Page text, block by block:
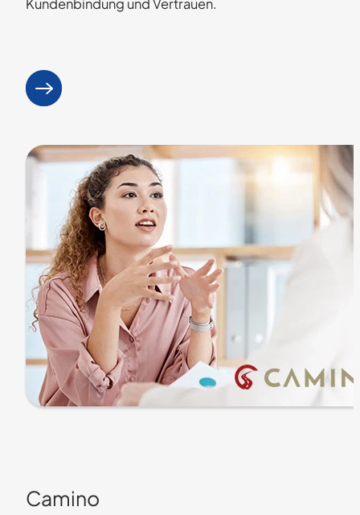
Kundenbindung und Vertrauen.
Mehr erfahren
: reputativ
Camino